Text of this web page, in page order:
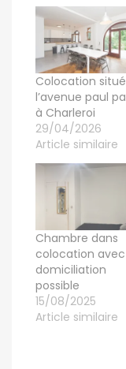
Colocation
l’avenue paul
à Charleroi
29/04/2026
Article similaire
Chambre dans
colocation avec
domiciliation
possible
15/08/2025
Article similaire